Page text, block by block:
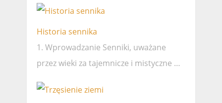
Historia sennika
1. Wprowadzanie Senniki, uważane
przez wieki za tajemnicze i mistyczne …